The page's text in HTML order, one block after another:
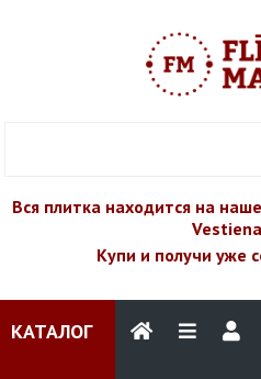
Вся плитка находится на
Купи и получи уже
КАТАЛОГ